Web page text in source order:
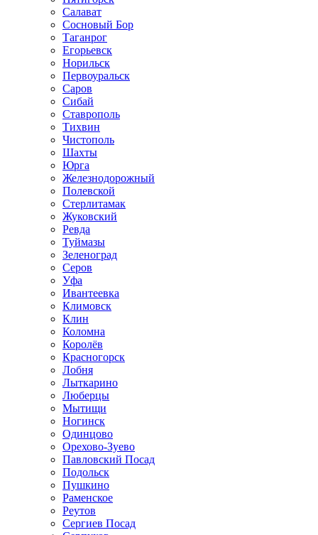
Салават
Сосновый Бор
Таганрог
Егорьевск
Норильск
Первоуральск
Саров
Сибай
Ставрополь
Тихвин
Чистополь
Шахты
Юрга
Железнодорожный
Полевской
Стерлитамак
Жуковский
Ревда
Туймазы
Зеленоград
Серов
Уфа
Ивантеевка
Климовск
Клин
Коломна
Королёв
Красногорск
Лобня
Лыткарино
Люберцы
Мытищи
Ногинск
Одинцово
Орехово-Зуево
Павловский Посад
Подольск
Пушкино
Раменское
Реутов
Сергиев Посад